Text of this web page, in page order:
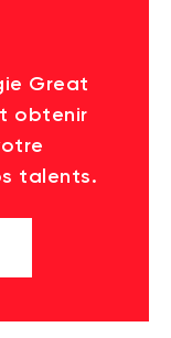
Great
obtenir
talents.